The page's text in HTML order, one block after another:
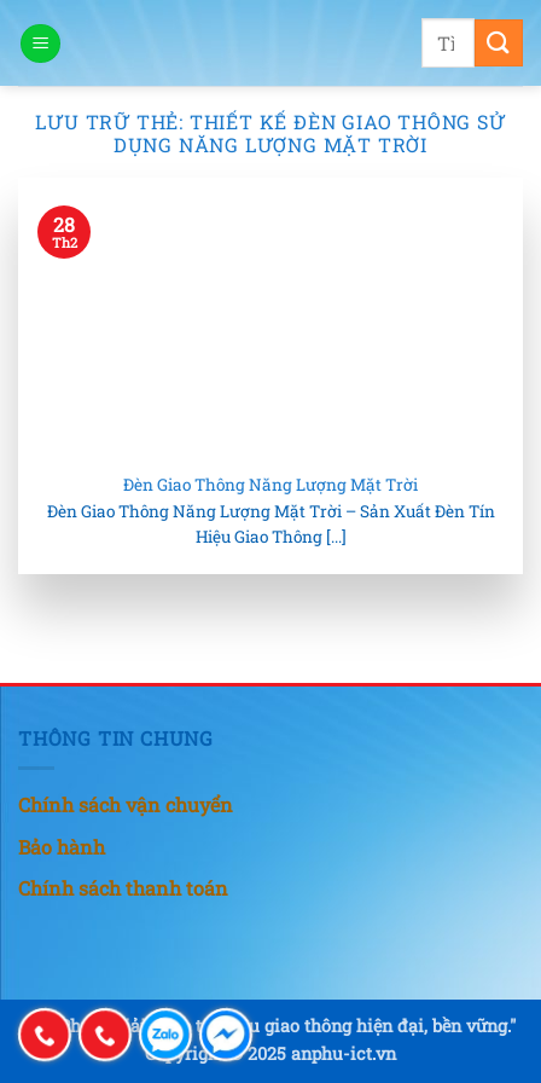
qua
Tìm
LƯU TRỮ THẺ: THIẾT KẾ ĐÈN GIAO THÔNG SỬ
DỤNG NĂNG LƯỢNG MẶT TRỜI
Đèn Giao Thông Năng Lượng Mặt Trời
Đèn Giao Thông Năng Lượng Mặt Trời – Sản Xuất Đèn Tín
Hiệu Giao Thông [...]
28
Th2
THÔNG TIN CHUNG
Chính sách vận chuyển
Bảo hành
Chính sách thanh toán
"An Phú – Giải pháp tín hiệu giao thông hiện đại, bền vững."
Copyright © 2025 anphu-ict.vn